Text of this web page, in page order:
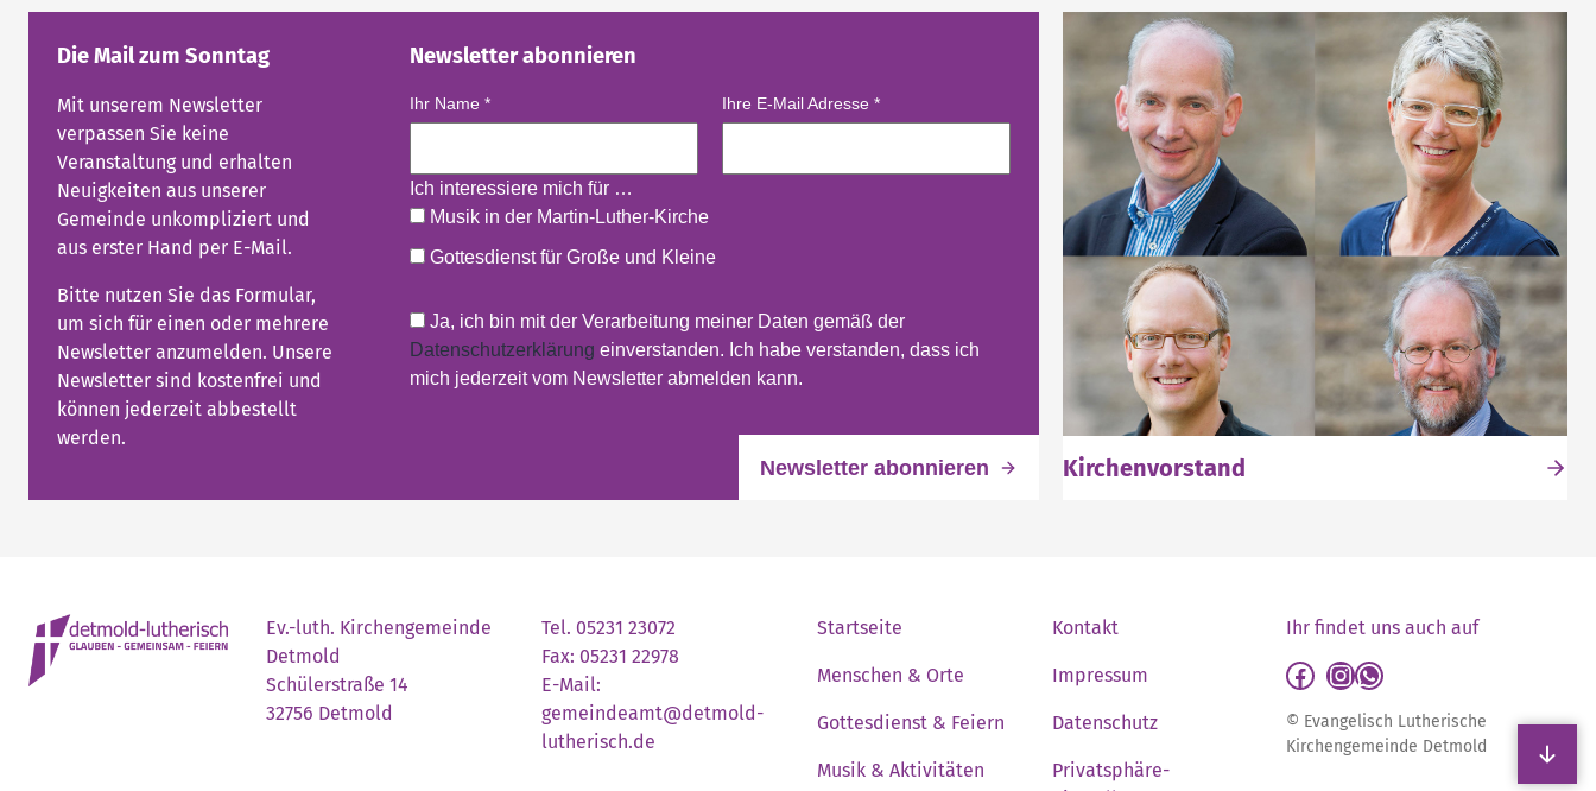
Die Mail zum Sonntag
Mit unserem Newsletter
verpassen Sie keine
Veranstaltung und erhalten
Neuigkeiten aus unserer
Gemeinde unkompliziert und
aus erster Hand per E-Mail.
Bitte nutzen Sie das Formular,
um sich für einen oder mehrere
Newsletter anzumelden. Unsere
Newsletter sind kostenfrei und
können jederzeit abbestellt
werden.
Newsletter abonnieren
Ihr Name * Ihre E-Mail Adresse *
Ich interessiere mich für …
Musik in der Martin-Luther-Kirche
Gottesdienst für Große und Kleine
Ja, ich bin mit der Verarbeitung meiner Daten gemäß der
Datenschutzerklärung einverstanden. Ich habe verstanden, dass ich
mich jederzeit vom Newsletter abmelden kann.
Kirchenvorstand
Ev.-luth. Kirchengemeinde
Detmold
Schülerstraße 14
32756 Detmold
Tel. 05231 23072
Fax: 05231 22978
E-Mail:
gemeindeamt@detmold-
lutherisch.de
Startseite
Menschen & Orte
Gottesdienst & Feiern
Musik & Aktivitäten
Kontakt
Impressum
Datenschutz
Privatsphäre-
Ihr findet uns auch auf
detmold-lutherisch auf Facebook
detmold-lutherisch auf Instagram
detmold-lutherisch auf WhatsApp
© Evangelisch Lutherische
Kirchengemeinde Detmold